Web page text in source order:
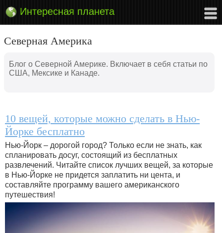
Интересная планета
Северная Америка
Блог о Северной Америке. Включает в себя статьи по
США, Мексике и Канаде.
10 вещей, которые можно сделать в Нью-
Йорке бесплатно
Нью-Йорк – дорогой город? Только если не знать, как
спланировать досуг, состоящий из бесплатных
развлечений. Читайте список лучших вещей, за которые
в Нью-Йорке не придется заплатить ни цента, и
составляйте программу вашего американского
путешествия!